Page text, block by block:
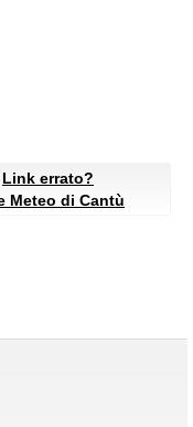
Link errato?
Meteo di Cantù